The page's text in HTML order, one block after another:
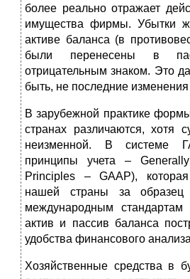
более реально отражает
имущества фирмы. Убытки
активе баланса (в
были перенесены в
отрицательным знаком. Это
быть, не последние
В зарубежной практике
странах различаются, хотя
неизменной. В системе
принципы учета –
Principles – GAAP),
нашей страны за
международным стандартам
актив и пассив баланса
удобства финансового
Хозяйственные средства в